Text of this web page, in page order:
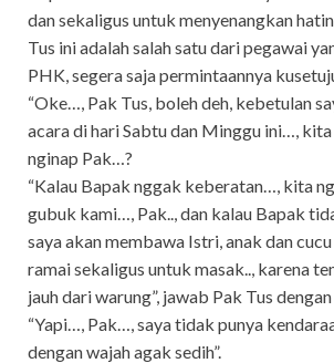
dan sekaligus untuk menyenangkan
Tus ini adalah salah satu dari pegawai
PHK, segera saja permintaannya
“Oke…, Pak Tus, boleh deh, kebetulan
acara di hari Sabtu dan Minggu ini…,
nginap Pak…?
“Kalau Bapak nggak keberatan…, kita
gubuk kami…, Pak.., dan kalau Bapak
saya akan membawa Istri, anak dan
ramai sekaligus untuk masak.., karena
jauh dari warung”, jawab Pak Tus
“Yapi…, Pak…, saya tidak punya
dengan wajah agak sedih”.